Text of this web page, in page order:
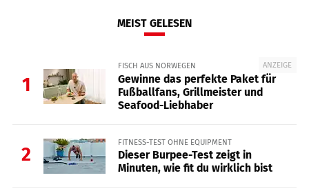
MEIST GELESEN
1
ANZEIGE
FISCH AUS NORWEGEN
Gewinne das perfekte Paket für
Fußballfans, Grillmeister und
Seafood-Liebhaber
2
FITNESS-TEST OHNE EQUIPMENT
Dieser Burpee-Test zeigt in
Minuten, wie fit du wirklich bist